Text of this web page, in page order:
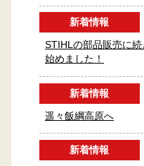
新着情報
STIHLの部品販売に
始めました！
新着情報
遥々飯綱高原へ
新着情報